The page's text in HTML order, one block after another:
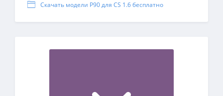
Скачать модели P90 для CS 1.6 бесплатно